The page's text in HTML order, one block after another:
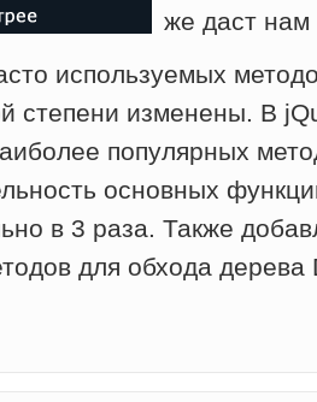
же даст нам
используемых
степени изменены. В
популярных
основных
в 3 раза. Также
для обхода дерева